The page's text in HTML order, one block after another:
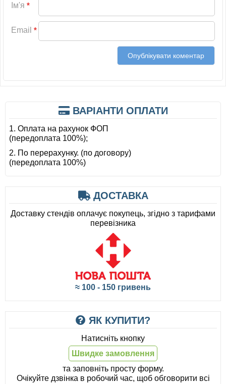
Ім'я *
Email *
ВАРІАНТИ ОПЛАТИ
1. Оплата на рахунок ФОП
(передоплата 100%);
2. По перерахунку. (по договору)
(передоплата 100%)
ДОСТАВКА
Доставку стендів оплачує покупець, згідно з тарифами
перевізника
≈ 100 - 150 гривень
ЯК КУПИТИ?
Натисніть кнопку
Швидке замовлення
та заповніть просту форму.
Очікуйте дзвінка в робочий час, щоб обговорити всі